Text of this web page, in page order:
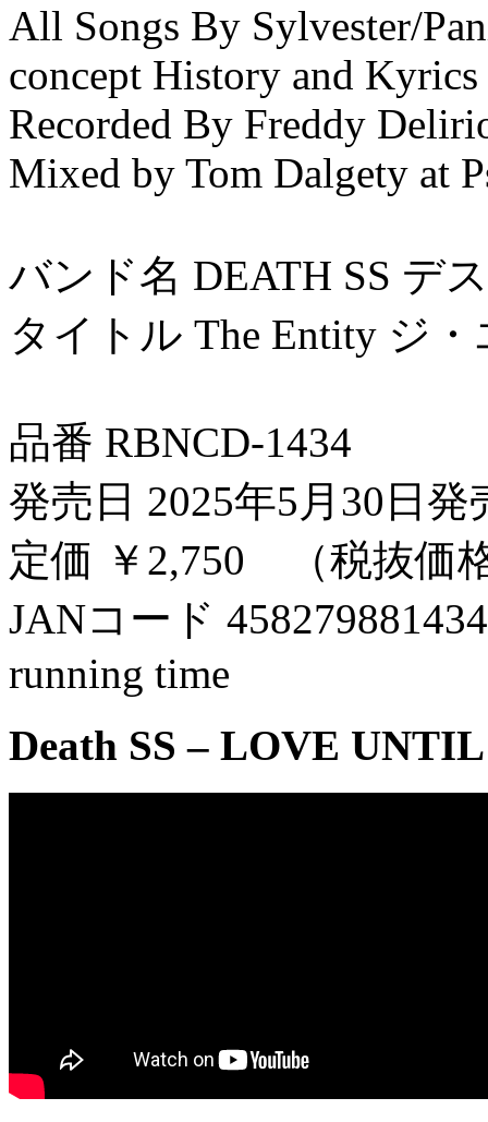
All Songs By Sylvester/
concept History and
Recorded By Freddy
Mixed by Tom Dalgety at
バンド名 DEATH SS デ
タイトル The Entity ジ
品番 RBNCD-1434
発売日 2025年5月30日発
定価 ￥2,750 （税抜価
JANコード
running time
Death SS – LOVE